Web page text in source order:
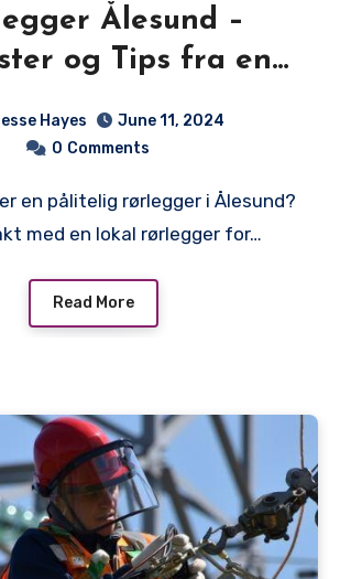
Ålesund –
og Tips fra en
Rørlegger
Hayes
June 11, 2024
0 Comments
med en lokal rørlegger for…
Read More